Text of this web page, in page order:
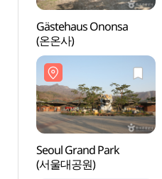
Gästehaus Ononsa
(온온사)
Seoul Grand Park
(서울대공원)